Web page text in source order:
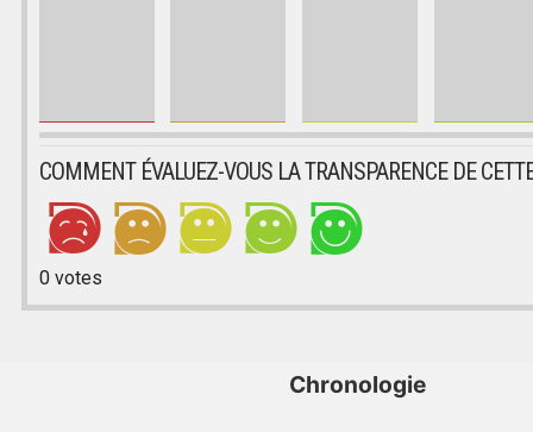
COMMENT ÉVALUEZ-VOUS LA TRANSPARENCE DE
0votes
Chronologie